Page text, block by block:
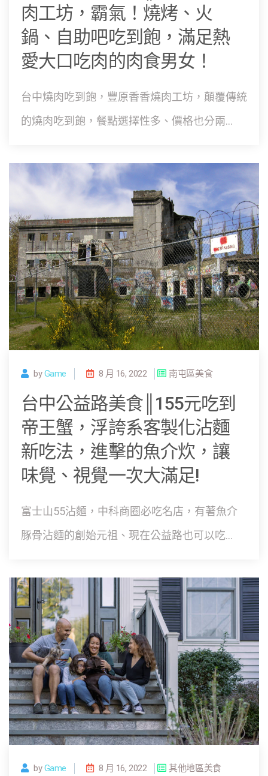
肉工坊，霸氣！燒烤、火
鍋、自助吧吃到飽，滿足熱
愛大口吃肉的肉食男女！
台中燒肉吃到飽，豐原香香燒肉工坊，顛覆傳統
的燒肉吃到飽，餐點選擇性多、價格也分兩...
byGame 8 月 16, 2022 南屯區美食
台中公益路美食║155元吃到
帝王蟹，浮誇系客製化沾麵
新吃法，進擊的魚介炊，讓
味覺、視覺一次大滿足!
富士山55沾麵，中科商圈必吃名店，有著魚介
豚骨沾麵的創始元祖、現在公益路也可以吃...
byGame 8 月 16, 2022 其他地區美食